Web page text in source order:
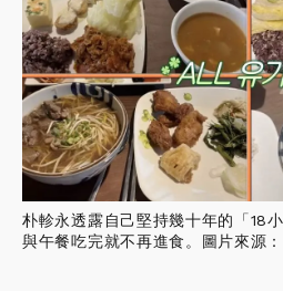
朴軫永透露自己堅持幾十年的「18
與午餐吃完就不再進食。圖片來源：